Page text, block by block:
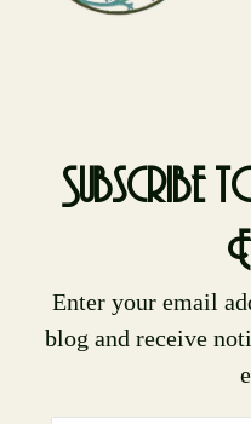
Subscribe
Enter your email
blog and receive